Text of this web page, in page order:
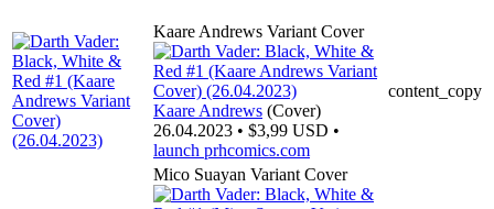
Kaare Andrews Variant Cover
Kaare Andrews (Cover)
26.04.2023 • $3,99 USD •
launch prhcomics.com
content_copy
Mico Suayan Variant Cover